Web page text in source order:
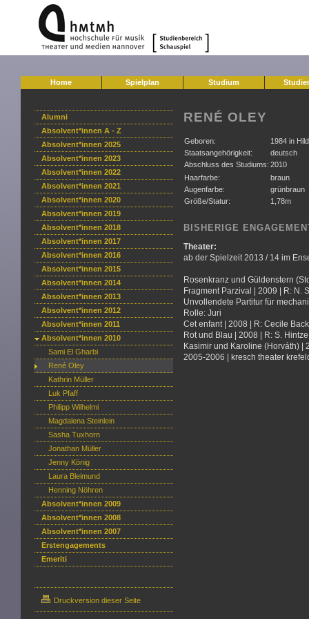
Home Spielplan Studium
Alumni
Absolvent*innen A - Z
Absolvent*innen 2025
Absolvent*innen 2023
Absolvent*innen 2022
Absolvent*innen 2021
Absolvent*innen 2020
Absolvent*innen 2019
Absolvent*innen 2018
Absolvent*innen 2017
Absolvent*innen 2016
Absolvent*innen 2015
Absolvent*innen 2014
Absolvent*innen 2013
Absolvent*innen 2012
Absolvent*innen 2011
Absolvent*innen 2010
Sami El Gharbi
René Oley
Kathrin Müller
Luk Pfaff
Philipp Wilhelmi
Magdalena Steinlein
Sasha Tuxhorn
Jonathan Müller
Jenny König
Laura Bleimund
Henning Nöhren
Absolvent*innen 2009
Absolvent*innen 2008
Absolvent*innen 2007
Erstengagements
Emeriti
Druckversion dieser Seite
RENÉ OLEY
Geboren:
1984 in
Staatsangehörigkeit:
deutsch
Abschluss des Studiums: 2010
Haarfarbe:
braun
Augenfarbe:
grünbraun
Größe/Statur:
1,78m
BISHERIGE
Theater:
ab der Spielzeit 2013 / 14 im
Rosenkranz und Güldenstern
Fragment Parzival | 2009 | R: N.
Unvollendete Partitur für
Rolle: Juri
Cet enfant | 2008 | R: Cecile
Rot und Blau | 2008 | R: S.
Kasimir und Karoline (Horváth) |
2005-2006 | kresch theater